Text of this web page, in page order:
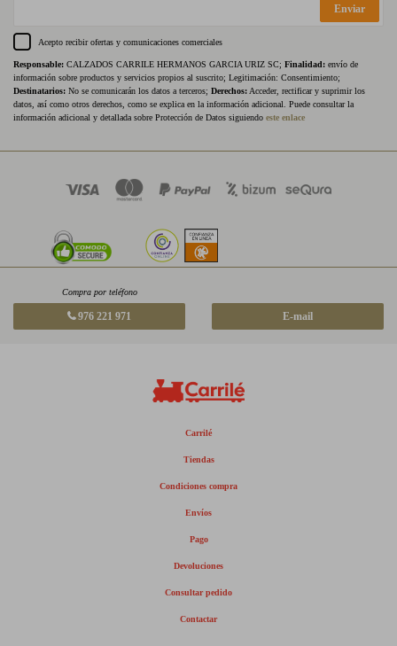
Enviar
Acepto recibir ofertas y comunicaciones comerciales
Responsable: CALZADOS CARRILE HERMANOS GARCIA URIZ SC; Finalidad: envío de
información sobre productos y servicios propios al suscrito; Legitimación: Consentimiento;
Destinatarios: No se comunicarán los datos a terceros; Derechos: Acceder, rectificar y suprimir los
datos, así como otros derechos, como se explica en la información adicional. Puede consultar la
información adicional y detallada sobre Protección de Datos siguiendo este enlace
Compra por teléfono
976 221 971 E-mail
Carrilé
Tiendas
Condiciones compra
Envíos
Pago
Devoluciones
Consultar pedido
Contactar